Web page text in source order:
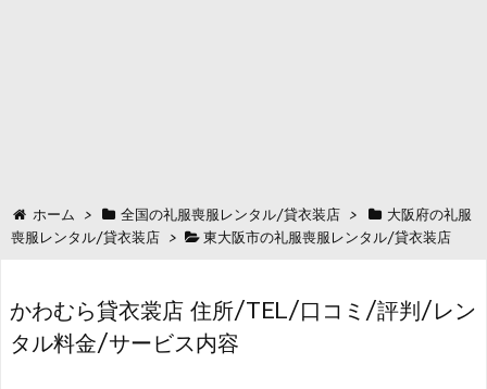
ホーム > 全国の礼服喪服レンタル/貸衣装店 >
大阪府の礼服
喪服レンタル/貸衣装店 > 東大阪市の礼服喪服レンタル/貸衣装店
かわむら貸衣裳店 住所/TEL/口コミ/評判/レン
タル料金/サービス内容